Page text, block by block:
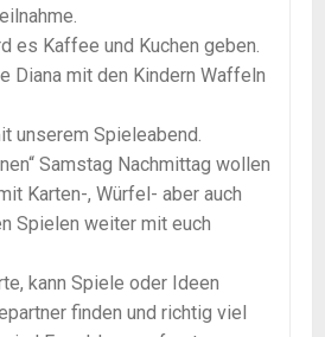
es Kaffee und Kuchen geben.
Diana mit den Kindern Waffeln
unserem Spieleabend.
Samstag Nachmittag wollen
Karten-, Würfel- aber auch
Spielen weiter mit euch
kann Spiele oder Ideen
finden und richtig viel